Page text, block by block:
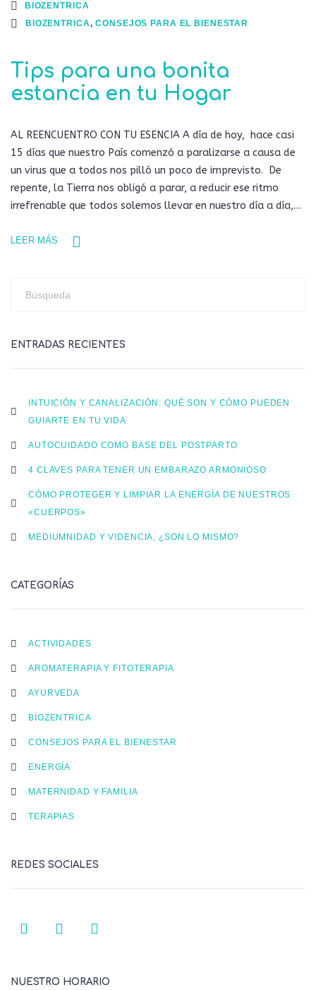
BIOZENTRICA
BIOZENTRICA,CONSEJOS PARA EL BIENESTAR
Tips para una bonita
estancia en tu Hogar
AL REENCUENTRO CON TU ESENCIA A día de hoy, hace casi
15 días que nuestro País comenzó a paralizarse a causa de
un virus que a todos nos pilló un poco de imprevisto. De
repente, la Tierra nos obligó a parar, a reducir ese ritmo
irrefrenable que todos solemos llevar en nuestro día a día,…
LEER MÁS
ENTRADAS RECIENTES
INTUICIÓN Y CANALIZACIÓN: QUÉ SON Y CÓMO PUEDEN
GUIARTE EN TU VIDA
AUTOCUIDADO COMO BASE DEL POSTPARTO
4 CLAVES PARA TENER UN EMBARAZO ARMONIOSO
CÓMO PROTEGER Y LIMPIAR LA ENERGÍA DE NUESTROS
«CUERPOS»
MEDIUMNIDAD Y VIDENCIA, ¿SON LO MISMO?
CATEGORÍAS
ACTIVIDADES
AROMATERAPIA Y FITOTERAPIA
AYURVEDA
BIOZENTRICA
CONSEJOS PARA EL BIENESTAR
ENERGÍA
MATERNIDAD Y FAMILIA
TERAPIAS
REDES SOCIALES
NUESTRO HORARIO